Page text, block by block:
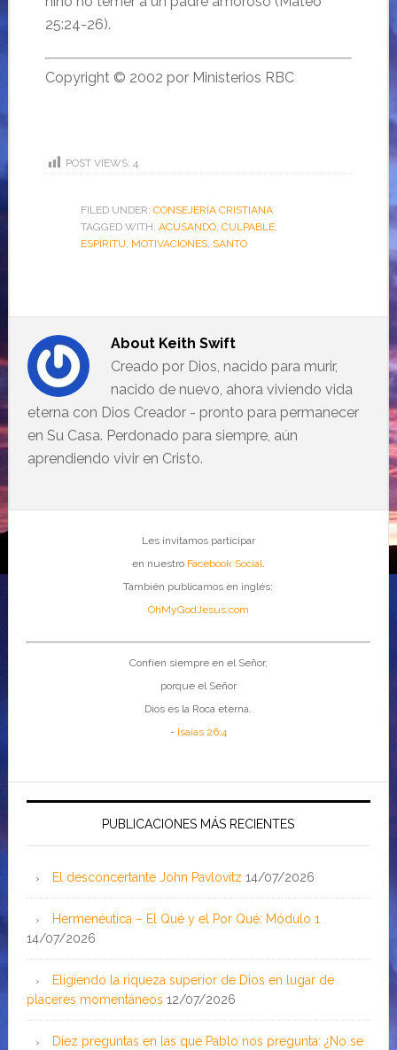
25:24-26).
Copyright © 2002 por Ministerios RBC
POST VIEWS: 4
FILED UNDER: CONSEJERÍA CRISTIANA
TAGGED WITH: ACUSANDO, CULPABLE,
ESPÍRITU, MOTIVACIONES, SANTO
About Keith Swift
Creado por Dios, nacido para murir,
nacido de nuevo, ahora viviendo vida
eterna con Dios Creador - pronto para permanecer
en Su Casa. Perdonado para siempre, aún
aprendiendo vivir en Cristo.
Les invitamos participar
en nuestro Facebook Social.
También publicamos en inglés:
OhMyGodJesus.com
Confíen siempre en el Señor,
porque el Señor
Dios es la Roca eterna.
- Isaías 26:4
PUBLICACIONES MÁS RECIENTES
El desconcertante John Pavlovitz 14/07/2026
Hermenéutica – El Qué y el Por Qué: Módulo 1
14/07/2026
Eligiendo la riqueza superior de Dios en lugar de
placeres momentáneos 12/07/2026
Diez preguntas en las que Pablo nos pregunta: ¿No se